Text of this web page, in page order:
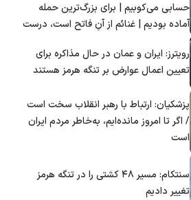
حسابی می‌کوبیم | برای بزرگ‌ترین حمله
آماده بودیم | غنائم از آنِ فاتح است، درست
رویترز: ایران و عمان در حال مذاکره برای
تعیین اعمال عوارض بر تنگه هرمز هستند
پزشکیان: ارتباط با رهبر انقلاب سخت است
/ اگر تا امروز مانده‌ایم، به‌خاطر مردم ایران
است
سنتکام: مسیر ۴۸ کشتی را در تنگه هرمز
تغییر دادیم